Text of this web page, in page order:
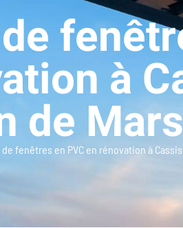
à
de
de fenêtres en PVC en rénovation à